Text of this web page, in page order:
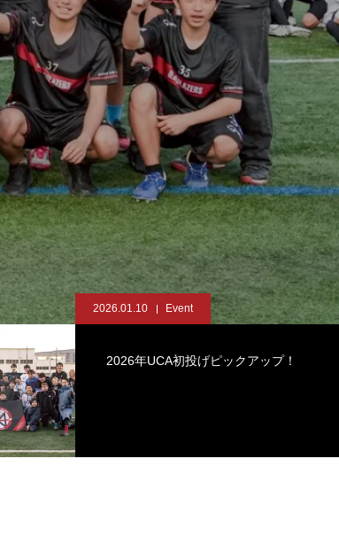
2026.01.10 Event
2026年UCA初投げピックアップ！